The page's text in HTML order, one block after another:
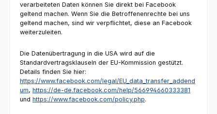
verarbeiteten Daten können Sie direkt bei Facebook
geltend machen. Wenn Sie die Betroffenenrechte bei uns
geltend machen, sind wir verpflichtet, diese an Facebook
weiterzuleiten.
Die Datenübertragung in die USA wird auf die
Standardvertragsklauseln der EU-Kommission gestützt.
Details finden Sie hier:
https://www.facebook.com/legal/EU_data_transfer_addend
um, https://de-de.facebook.com/help/566994660333381
und https://www.facebook.com/policy.php.